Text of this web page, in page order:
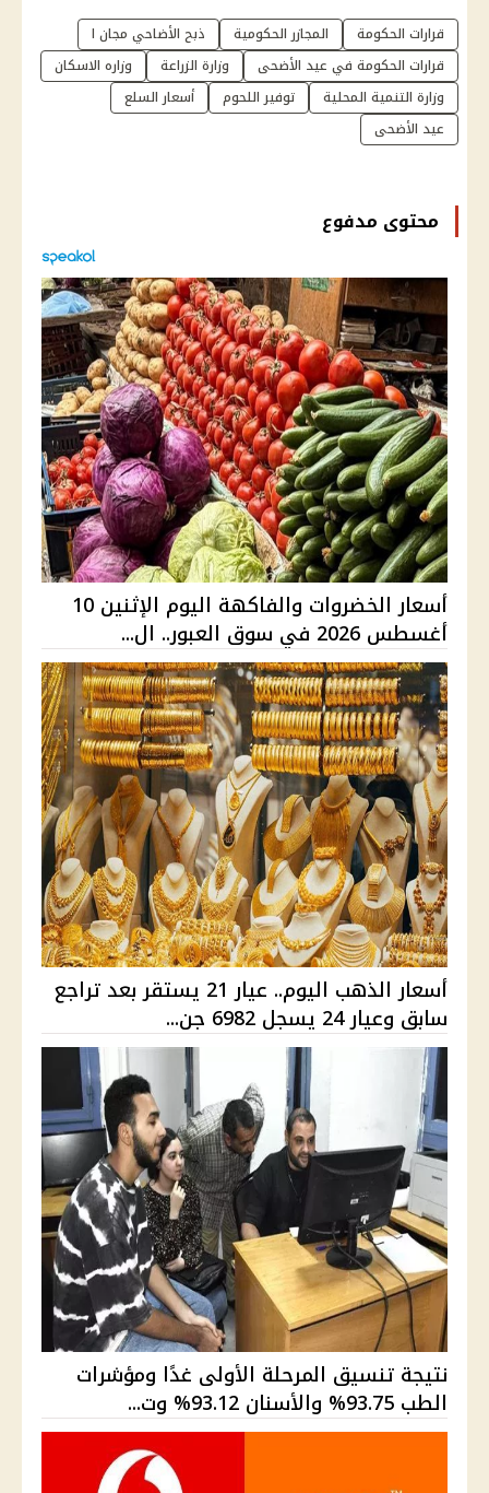
قرارات الحكومة المجازر الحكومية
ذبح الأضاحي مجان ا
قرارات الحكومة في عيد الأضحى
وزارة الزراعة
وزاره الاسكان
وزارة التنمية المحلية
توفير اللحوم
أسعار السلع
عيد الأضحى
محتوى مدفوع
أسعار الخضروات والفاكهة اليوم الإثنين 10
أغسطس 2026 في سوق العبور.. ال...
أسعار الذهب اليوم.. عيار 21 يستقر بعد تراجع
سابق وعيار 24 يسجل 6982 جن...
نتيجة تنسيق المرحلة الأولى غدًا ومؤشرات
الطب 93.75% والأسنان 93.12% وت...